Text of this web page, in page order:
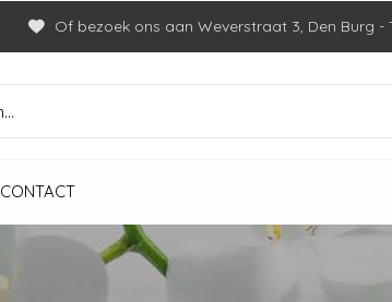
CONTACT
Of bezoek ons aan Weverstraat 3, Den Burg -